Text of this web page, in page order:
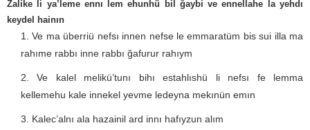
Zalike li ya’leme ennı lem ehunhü bil ğaybi ve ennellahe la yehdı
keydel hainın
Ve ma überriü nefsı innen nefse le emmaratüm bis sui illa ma
rahıme rabbı inne rabbı ğafurur rahıym
Ve kalel melikü’tunı bihı estahlıshü li nefsı fe lemma
kellemehu kale innekel yevme ledeyna mekınün emın
Kalec’alnı ala hazainil ard innı hafıyzun alım